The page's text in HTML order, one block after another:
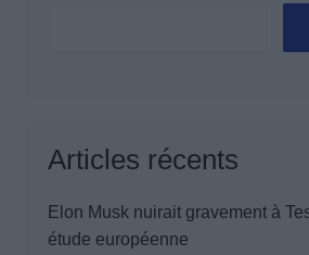
Articles récents
Elon Musk nuirait gravement à
étude européenne